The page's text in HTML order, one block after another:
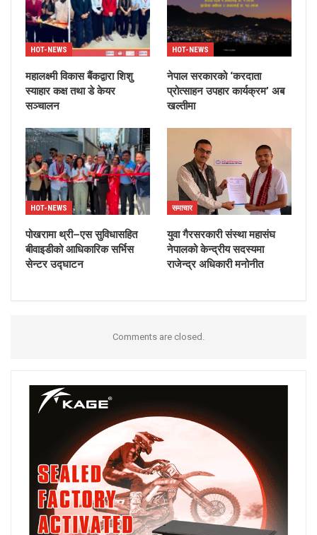
HOT-NEWS
महालक्ष्मी विकास बैंकद्वारा शिशु
स्याहार कक्ष तथा डे केयर
सञ्चालन
HOT-NEWS
नेपाल सरकारको ‘करदाता
प्रोत्साहन उपहार कार्यक्रम’ अब
खल्तीमा
HOT-NEWS
पोखरामा थ्री–एस सुविधासहित
बीवाइडीको आधिकारिक सर्भिस
सेन्टर उद्घाटन
समाचार
युवा गैरसरकारी संस्था महासंघ
नेपालको केन्द्रीय सदस्यमा
राजेन्द्र अधिकारी मनोनीत
Comments are closed.